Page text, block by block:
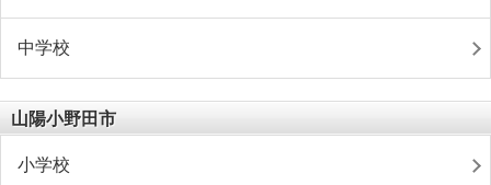
中学校
山陽小野田市
小学校